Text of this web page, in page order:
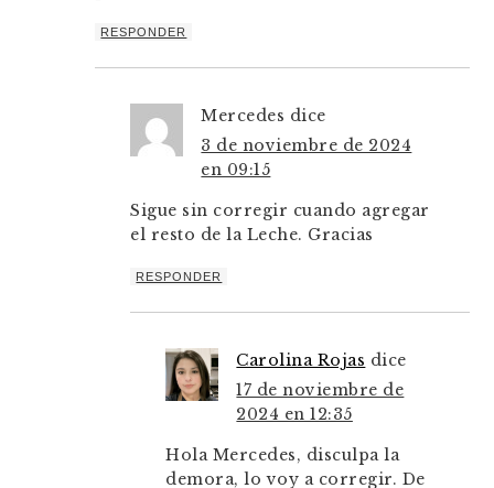
RESPONDER
Mercedes dice
3 de noviembre de 2024
en 09:15
Sigue sin corregir cuando agregar
el resto de la Leche. Gracias
RESPONDER
Carolina Rojas dice
17 de noviembre de
2024 en 12:35
Hola Mercedes, disculpa la
demora, lo voy a corregir. De